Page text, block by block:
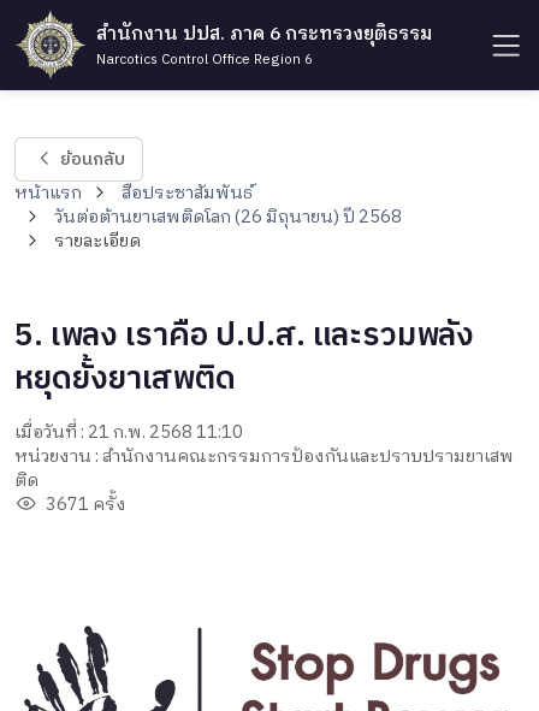
สำนักงาน ปปส. ภาค 6 กระทรวงยุติธรรม
Narcotics Control Office Region 6
ย้อนกลับ
หน้าแรก
สื่อประชาสัมพันธ์
วันต่อต้านยาเสพติดโลก (26 มิถุนายน) ปี 2568
รายละเอียด
5. เพลง เราคือ ป.ป.ส. และรวมพลัง
หยุดยั้งยาเสพติด
เมื่อวันที่ : 21 ก.พ. 2568 11:10
หน่วยงาน : สำนักงานคณะกรรมการป้องกันและปราบปรามยาเสพ
ติด
3671 ครั้ง